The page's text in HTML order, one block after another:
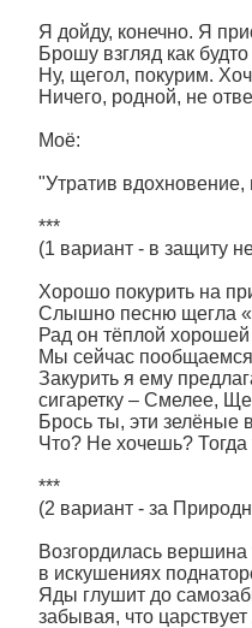
Я дойду, конечно. Я
Брошу взгляд как
Ну, щегол, покурим.
Ничего, родной, не
Моё:
"Утратив
***
(1 вариант - в защиту
Хорошо покурить на
Слышно песню щегла
Рад он тёплой хорошей
Мы сейчас
Закурить я ему
сигаретку – Смелее,
Брось ты, эти зелёные
Что? Не хочешь? Тогда
***
(2 вариант - за
Возгордилась вершина
в искушениях
Яды глушит до
забывая, что